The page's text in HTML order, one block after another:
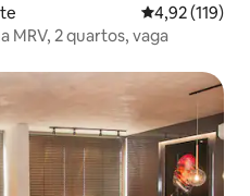
4,92 de uma
4,92 (119)
MRV, 2 quartos, vaga